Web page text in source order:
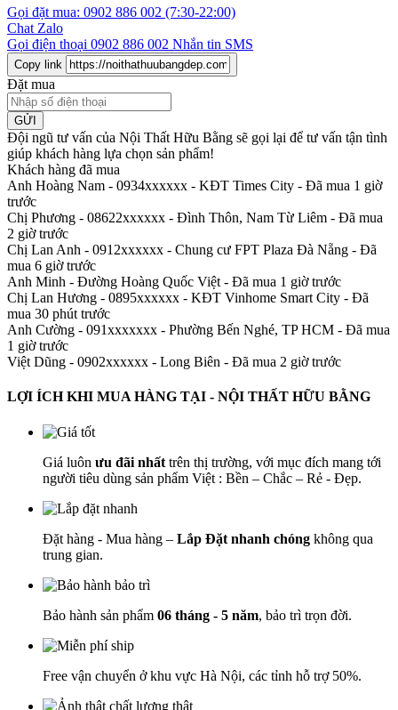
Gọi đặt mua: 0902 886 002 (7:30-22:00)
Chat Zalo
Gọi điện thoại 0902 886 002 Nhắn tin SMS
Copy link
Đặt mua
GỬI
Đội ngũ tư vấn của Nội Thất Hữu Bằng sẽ gọi lại để tư vấn tận tình
giúp khách hàng lựa chọn sản phẩm!
Khách hàng đã mua
Anh Hoàng Nam - 0934xxxxxx - KĐT Times City - Đã mua 1 giờ
trước
Chị Phương - 08622xxxxxx - Đình Thôn, Nam Từ Liêm - Đã mua
2 giờ trước
Chị Lan Anh - 0912xxxxxx - Chung cư FPT Plaza Đà Nẵng - Đã
mua 6 giờ trước
Anh Minh - Đường Hoàng Quốc Việt - Đã mua 1 giờ trước
Chị Lan Hương - 0895xxxxxx - KĐT Vinhome Smart City - Đã
mua 30 phút trước
Anh Cường - 091xxxxxxx - Phường Bến Nghé, TP HCM - Đã mua
1 giờ trước
Việt Dũng - 0902xxxxxx - Long Biên - Đã mua 2 giờ trước
LỢI ÍCH KHI MUA HÀNG TẠI - NỘI THẤT HỮU BẰNG
Giá luôn ưu đãi nhất trên thị trường, với mục đích mang tới
người tiêu dùng sản phẩm Việt : Bền – Chắc – Rẻ - Đẹp.
Đặt hàng - Mua hàng – Lắp Đặt nhanh chóng không qua
trung gian.
Bảo hành sản phẩm 06 tháng - 5 năm, bảo trì trọn đời.
Free vận chuyển ở khu vực Hà Nội, các tỉnh hỗ trợ 50%.